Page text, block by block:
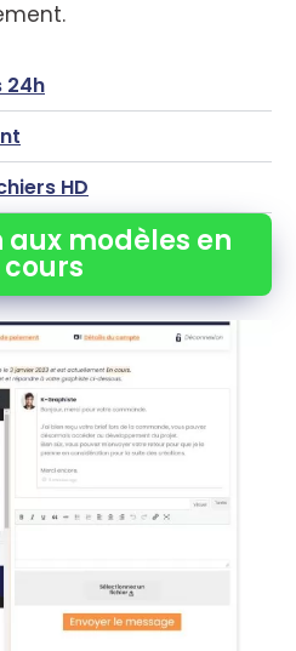
24h
HD
aux modèles en
cours